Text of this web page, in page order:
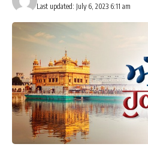
Last updated: July 6, 2023 6:11 am